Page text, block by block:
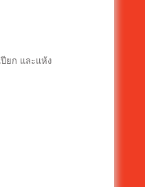
ยก และแห้ง